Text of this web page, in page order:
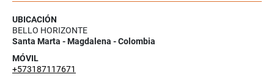
UBICACIÓN
BELLO HORIZONTE
Santa Marta - Magdalena - Colombia
MÓVIL
+573187117671